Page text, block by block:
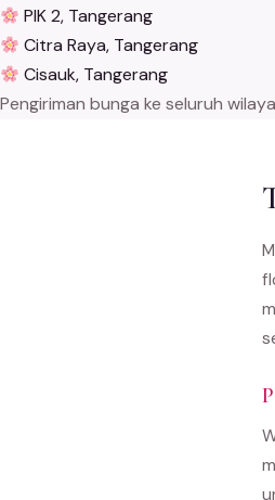
PIK 2, Tangerang
Citra Raya, Tangerang
Cisauk, Tangerang
Pengiriman bunga ke seluruh